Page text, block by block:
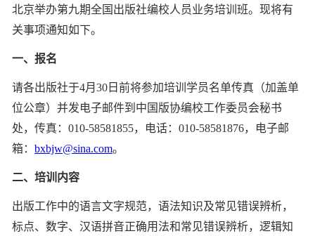
北京举办第九期全国出版社编校人员业务培训班。现将有
关事项通知如下。
一、报名
请各出版社于4月30日前将参加培训学员名单传真（加盖单
位公章）并发电子邮件到中国版协编校工作委员会秘书
处，传真：010-58581855，电话：010-58581876，电子邮
箱： bxbjw@sina.com。
二、培训内容
出版工作中的语言文字规范，语法知识及常见错误辨析，
标点、数字、汉语拼音正确用法和常见错误辨析，逻辑知